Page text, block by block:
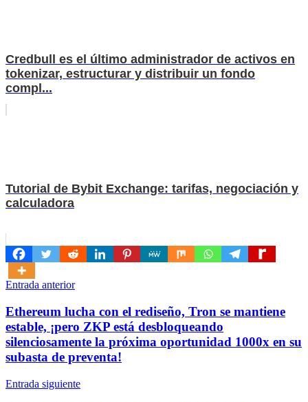
Credbull es el último administrador de activos en
tokenizar, estructurar y distribuir un fondo
compl...
Tutorial de Bybit Exchange: tarifas, negociación y
calculadora
Navegación
de
entradas
Entrada anterior
Ethereum lucha con el rediseño, Tron se mantiene
estable, ¡pero ZKP está desbloqueando
silenciosamente la próxima oportunidad 1000x en su
subasta de preventa!
Entrada siguiente